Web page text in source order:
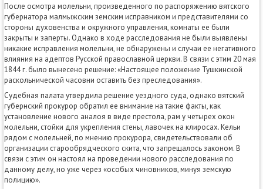
После осмотра молельни, произведенного по распоряжению вятского
губернатора малмыжским земским исправником и представителями со
стороны духовенства и окружного управления, комнаты ее были
закрыты и заперты. Однако в ходе расследования не были выявлены
никакие исправления молельни, не обнаружены и случаи ее негативного
влияния на адептов Русской православной церкви. В связи с этим 20 мая
1844 г. было вынесено решение: «Настоящее положение Тушкинской
раскольнической часовни оставить без преследования».
Судебная палата утвердила решение уездного суда, однако вятский
губернский прокурор обратил ее внимание на такие факты, как
установление нового аналоя в виде престола, рам у четырех окон
молельни, стойки для укрепления стены, лавочек на клиросах. Кельи
рядом с молельней, по мнению прокурора, свидетельствовали об
организации старообрядческого скита, что запрещалось законом. В
связи с этим он настоял на проведении нового расследования по
данному делу, но уже через «особых чиновников, минуя земскую
полицию».